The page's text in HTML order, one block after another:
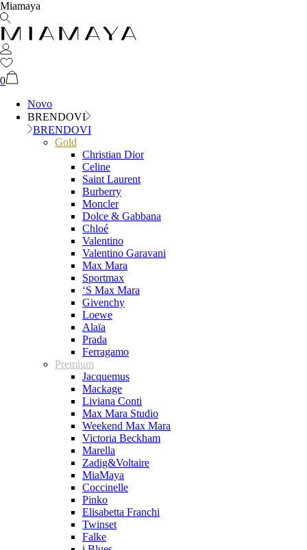
Miamaya
0
Novo
BRENDOVI
BRENDOVI
Gold
Christian Dior
Celine
Saint Laurent
Burberry
Moncler
Dolce & Gabbana
Chloé
Valentino
Valentino Garavani
Max Mara
Sportmax
‘S Max Mara
Givenchy
Loewe
Alaïa
Prada
Ferragamo
Premium
Jacquemus
Mackage
Liviana Conti
Max Mara Studio
Weekend Max Mara
Victoria Beckham
Marella
Zadig&Voltaire
MiaMaya
Coccinelle
Pinko
Elisabetta Franchi
Twinset
Falke